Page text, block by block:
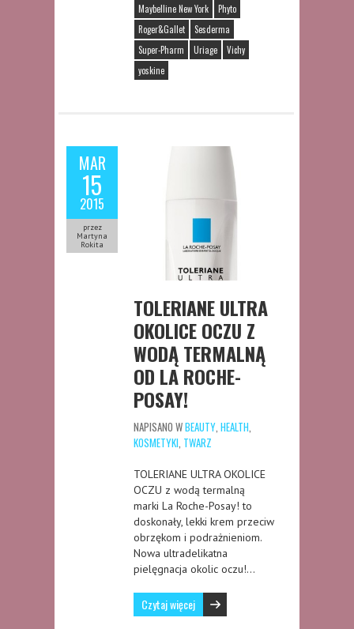
Maybelline New York
Phyto
Roger&Gallet
Sesderma
Super-Pharm
Uriage
Vichy
yoskine
MAR
15
2015
przez
Martyna
Rokita
TOLERIANE ULTRA
OKOLICE OCZU Z
WODĄ TERMALNĄ
OD LA ROCHE-
POSAY!
NAPISANO WBEAUTY HEALTH
KOSMETYKI TWARZ
TOLERIANE ULTRA OKOLICE
OCZU z wodą termalną
marki La Roche-Posay! to
doskonały, lekki krem przeciw
obrzękom i podrażnieniom.
Nowa ultradelikatna
pielęgnacja okolic oczu!…
Czytaj więcej